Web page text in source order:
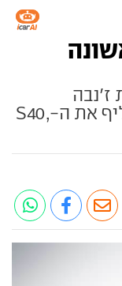
ז'נבה
הקרובה את הוולוו V40 שתחליף את ה-S40,